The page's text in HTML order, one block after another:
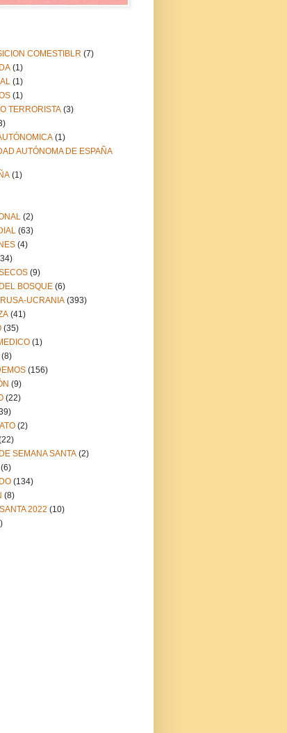
COMESTIBLR (7)
(1)
(1)
(1)
TERRORISTA (3)
(1)
AUTÓNOMA DE ESPAÑA
(1)
(2)
(63)
(4)
(9)
BOSQUE (6)
UCRANIA (393)
(41)
(35)
(1)
(8)
(156)
(9)
(22)
(2)
SEMANA SANTA (2)
(6)
(134)
(8)
2022 (10)